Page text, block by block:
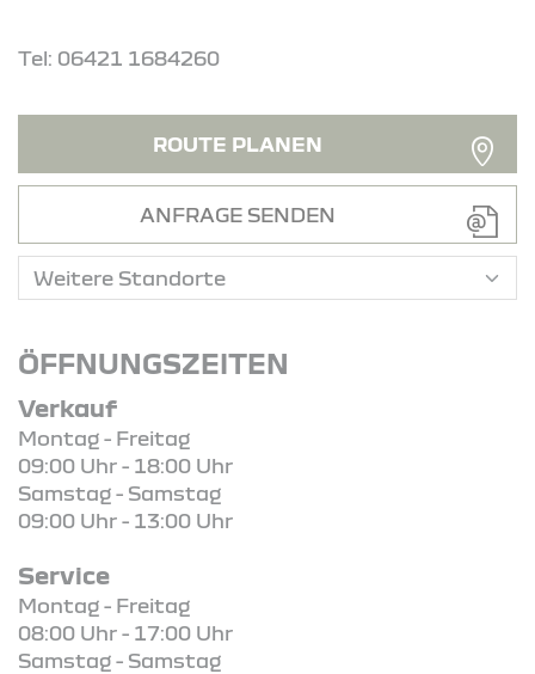
Tel: 06421 1684260
ROUTE PLANEN
ANFRAGE SENDEN
ÖFFNUNGSZEITEN
Verkauf
Montag - Freitag
09:00 Uhr - 18:00 Uhr
Samstag - Samstag
09:00 Uhr - 13:00 Uhr
Service
Montag - Freitag
08:00 Uhr - 17:00 Uhr
Samstag - Samstag